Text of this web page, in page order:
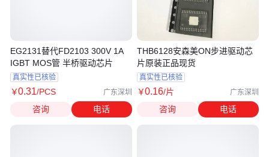
EG2131替代FD2103 300V 1A
IGBT MOS管 半桥驱动芯片
真实性已核验
￥0.31/PCS 广东深圳
咨询 电话
THB6128安森美ON步进驱动芯
片原装正品现货
真实性已核验
￥0.16/片 广东深圳
咨询 电话